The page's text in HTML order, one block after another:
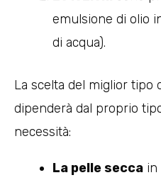
emulsione di olio
di acqua).
La scelta del miglior tipo
dipenderà dal proprio
necessità:
La pelle secca in